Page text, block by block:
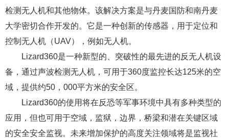
检测无人机和其他物体。该解决方案是与丹麦国防和南丹麦
大学密切合作开发的。它是一种创新的传感器，用于定位和
控制无人机（UAV），例如无人机。
Lizard360是一种新型的、突破性的最先进的反无人机设
备，通过声波检测无人机，可用于360度监控长达125米的空
域，提供约50，000平方米的安全区。
Lizard360的使用将在反恐等军事环境中具有多种类型的
应用，但也可用于空域，监狱，边界，桥梁和潜在关键区域
的安全安全监视。未来增加保护的高度关注领域将是监视社